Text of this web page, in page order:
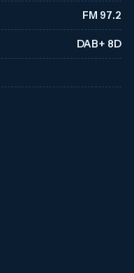
FM 97.2
DAB+ 8D